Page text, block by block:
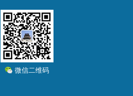
微信二维码